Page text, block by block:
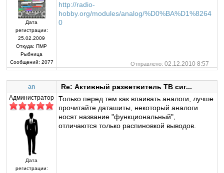
Дата
регистрации:
25.02.2009
Откуда: ПМР
Рыбница
Сообщений: 2077
http://radio-
hobby.org/modules/analog/%D0%BA%D1%8264
0
Отправлено: 02.12.2010 8:57
an Re: Активный разветвитель ТВ сиг...
Администратор
Дата
регистрации:
Только перед тем как впаивать аналоги, лучше
прочитайте даташиты, некоторый аналоги
носят название "функциональный",
отличаются только распиновкой выводов.